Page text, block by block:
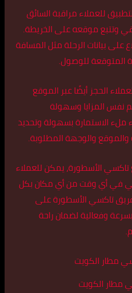
للعملاء مراقبة السائق
وتتبع موقعه على الخريطة.
على بيانات الرحلة مثل المسافة
المتوقعة للوصول.
الحجز أيضًا عبر الموقع
نفس المزايا وسهولة
ملء الاستمارة بسهولة وتحديد
والموقع والوجهة المطلوبة.
الأسطورة، يمكن للعملاء
في أي وقت من أي مكان بكل
تاكسي الأسطورة على
وفعالية لضمان راحة
مطار الكويت